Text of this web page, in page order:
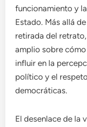
funcionamiento y
Estado. Más allá
retirada del
amplio sobre
influir en la
político y el
democráticas.
El desenlace de la